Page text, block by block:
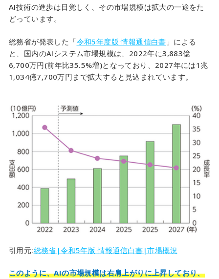
AI技術の進歩は目覚しく、その市場規模は拡大の一途をた
どっています。
総務省が発表した「令和5年度版 情報通信白書 」による
と、国内のAIシステム市場規模は、2022年に3,883億
6,700万円(前年比35.5%増)となっており、2027年には1兆
1,034億7,700万円まで拡大すると見込まれています。
引用元:総務省|令和5年版 情報通信白書|市場概況
このように、AIの市場規模は右肩上がりに上昇しており、